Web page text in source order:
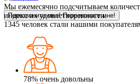
Перезвоните мне! Перезвоните мне!
Мы ежемесячно подсчитываем
индекс их удовлетворенности.
1345 человек стали нашими
78% очень довольны